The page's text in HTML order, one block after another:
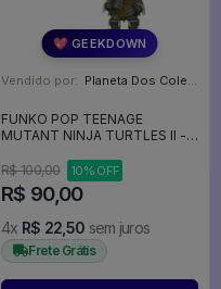
💖 GEEKDOWN
Vendido por: Planeta Dos Colecionaveis - SP
FUNKO POP TEENAGE
MUTANT NINJA TURTLES II -
#1139
R$ 100,00 10% OFF
R$ 90,00
4x R$ 22,50 sem juros
Frete Grátis